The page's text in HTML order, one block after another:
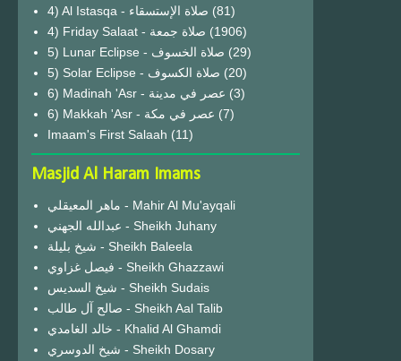
4) Al Istasqa - صلاة الإستسقاء (81)
4) Friday Salaat - صلاة جمعة (1906)
5) Lunar Eclipse - صلاة الخسوف (29)
(20)
6) Madinah 'Asr - عصر في مدينة (3)
6) Makkah 'Asr - عصر في مكة (7)
Imaam's First Salaah (11)
Masjid Al Haram Imams
ماهر المعيقلي - Mahir Al Mu'ayqali
عبدالله الجهني - Sheikh Juhany
شيخ بليلة - Sheikh Baleela
فيصل غزاوي - Sheikh Ghazzawi
شيخ السديس - Sheikh Sudais
صالح آل طالب - Sheikh Aal Talib
خالد الغامدي - Khalid Al Ghamdi
شيخ الدوسري - Sheikh Dosary